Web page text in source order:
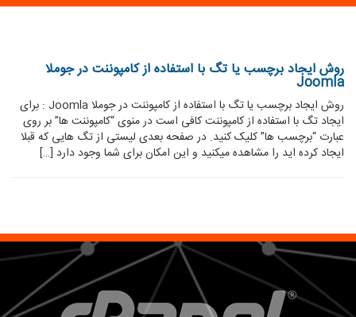
روش ایجاد برچسب یا تگ با استفاده از کامپوننت در جوملا
Joomla
روش ایجاد برچسب یا تگ با استفاده از کامپوننت در جوملا Joomla : برای
ایجاد تگ با استفاده از کامپوننت کافی است در منوی “کامپوننت ها” بر روی
عبارت “برچسب ها” کلیک کنید. در صفحه بعدی لیستی از تگ هایی که قبلا
ایجاد کرده اید را مشاهده میکنید و این امکان برای شما وجود دارد […]